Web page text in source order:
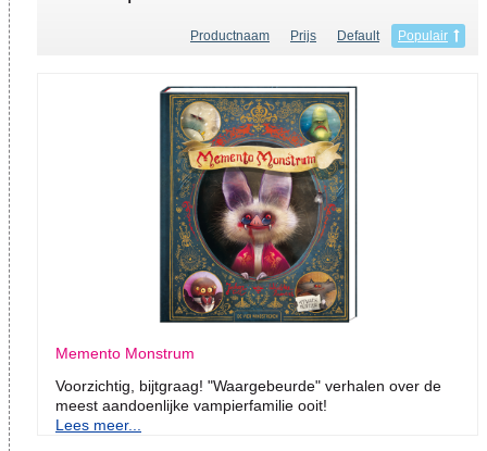
Productnaam Prijs Default Populair
Memento Monstrum
Voorzichtig, bijtgraag! "Waargebeurde" verhalen over de
meest aandoenlijke vampierfamilie ooit!
Lees meer...